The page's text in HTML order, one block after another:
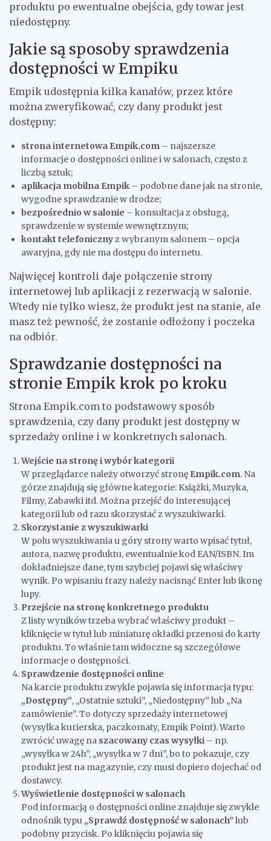
produktu po ewentualne obejścia, gdy towar jest
niedostępny.
Jakie są sposoby sprawdzenia
dostępności w Empiku
Empik udostępnia kilka kanałów, przez które
można zweryfikować, czy dany produkt jest
dostępny:
strona internetowa Empik.com – najszersze
informacje o dostępności online i w salonach, często z
liczbą sztuk;
aplikacja mobilna Empik – podobne dane jak na stronie,
wygodne sprawdzanie w drodze;
bezpośrednio w salonie – konsultacja z obsługą,
sprawdzenie w systemie wewnętrznym;
kontakt telefonicznyz wybranym salonem – opcja
awaryjna, gdy nie ma dostępu do internetu.
Najwięcej kontroli daje połączenie strony
internetowej lub aplikacji z rezerwacją w salonie.
Wtedy nie tylko wiesz, że produkt jest na stanie, ale
masz też pewność, że zostanie odłożony i poczeka
na odbiór.
Sprawdzanie dostępności na
stronie Empik krok po kroku
Strona Empik.com to podstawowy sposób
sprawdzenia, czy dany produkt jest dostępny w
sprzedaży online i w konkretnych salonach.
Wejście na stronę i wybór kategorii
W przeglądarce należy otworzyć stronę Empik.com. Na
górze znajdują się główne kategorie: Książki, Muzyka,
Filmy, Zabawki itd. Można przejść do interesującej
kategorii lub od razu skorzystać z wyszukiwarki.
Skorzystanie z wyszukiwarki
W polu wyszukiwania u góry strony warto wpisać tytuł,
autora, nazwę produktu, ewentualnie kod EAN/ISBN. Im
dokładniejsze dane, tym szybciej pojawi się właściwy
wynik. Po wpisaniu frazy należy nacisnąć Enter lub ikonę
lupy.
Przejście na stronę konkretnego produktu
Z listy wyników trzeba wybrać właściwy produkt –
kliknięcie w tytuł lub miniaturę okładki przenosi do karty
produktu. To właśnie tam widoczne są szczegółowe
informacje o dostępności.
Sprawdzenie dostępności online
Na karcie produktu zwykle pojawia się informacja typu:
„Dostępny”, „Ostatnie sztuki”, „Niedostępny” lub „Na
zamówienie”. To dotyczy sprzedaży internetowej
(wysyłka kurierska, paczkomaty, Empik Point). Warto
zwrócić uwagę na szacowany czas wysyłki – np.
„wysyłka w 24h”, „wysyłka w 7 dni”, bo to pokazuje, czy
produkt jest na magazynie, czy musi dopiero dojechać od
dostawcy.
Wyświetlenie dostępności w salonach
Pod informacją o dostępności online znajduje się zwykle
odnośnik typu „Sprawdź dostępność w salonach” lub
podobny przycisk. Po kliknięciu pojawia się